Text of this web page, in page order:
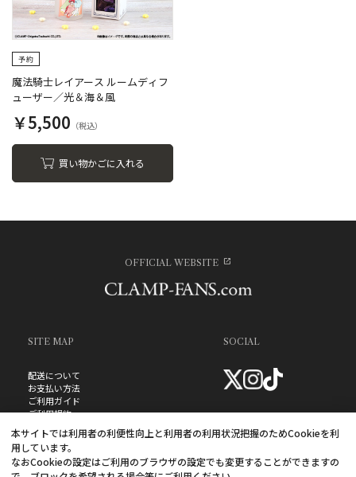
魔法騎士レイアース ルームディフ
ューザー／光＆海＆風
￥5,500
買い物かごに入れる
OFFICIAL WEBSITE
SITE MAP
配送について
お支払い方法
ご利用ガイド
ご利用規約
プライバシーポリシー
よくあるご質問
特定商取引法に基づく表記
SOCIAL
本サイトでは利用者の利便性向上と利用者の利用状況把握のためCookieを利
用しています。
なおCookieの設定はご利用のブラウザの設定でも変更することができますの